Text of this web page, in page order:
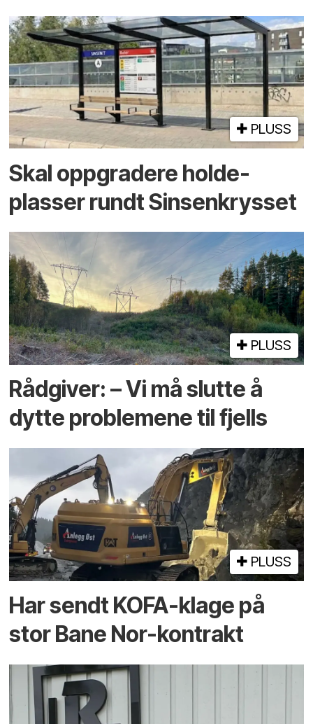
PLUSS
Skal oppgradere holde­
plasser rundt Sinsenkrysset
PLUSS
Rådgiver: – Vi må slutte å
dytte problemene til fjells
PLUSS
Har sendt KOFA-klage på
stor Bane Nor-kontrakt